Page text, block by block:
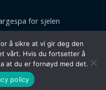
for sjelen
Instagram
Balanse AS
å sikre at vi gir deg den
vårt. Hvis du fortsetter å
at du er fornøyd med det.
policy